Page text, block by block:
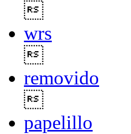
wrs
removido
papelillo